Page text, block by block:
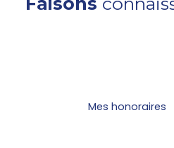
Mes honoraires